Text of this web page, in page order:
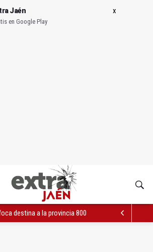
Jaén
en Google Play
destina a la provincia 800 efectivos